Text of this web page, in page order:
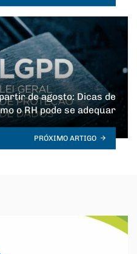
de agosto: Dicas de
o RH pode se adequar
PRÓXIMO ARTIGO